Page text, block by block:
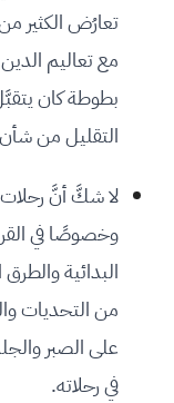
تعارُض الكثير
مع تعاليم الدين
بطوطة كان
التقليل من
لا شكَّ أنَّ
وخصوصًا في
البدائية
من التحديات
على الصبر
في رحلاته.